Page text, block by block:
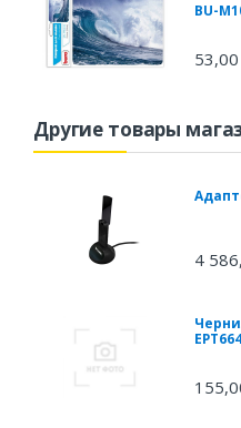
BU-
53,00
Другие товары
4